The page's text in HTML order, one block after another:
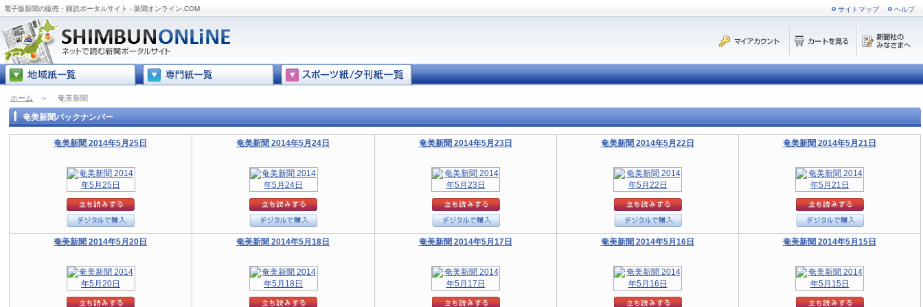
電子版新聞の販売・購読ポータルサイト - 新聞オンライン.COM サイトマップ ヘルプ
ホーム ＞ 奄美新聞
奄美新聞バックナンバー
奄美新聞 2014年5月25日 奄美新聞 2014年5月24日 奄美新聞 2014年5月23日 奄美新聞 2014年5月22日 奄美新聞 2014年5月21日
奄美新聞 2014年5月20日 奄美新聞 2014年5月18日 奄美新聞 2014年5月17日 奄美新聞 2014年5月16日 奄美新聞 2014年5月15日